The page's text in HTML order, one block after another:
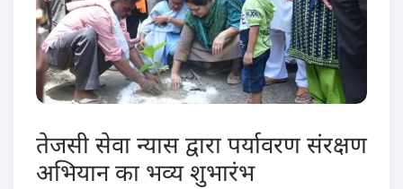
तेजसी सेवा न्यास द्वारा पर्यावरण संरक्षण
अभियान का भव्य शुभारंभ